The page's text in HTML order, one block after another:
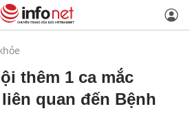
thêm 1 ca mắc
quan đến Bệnh